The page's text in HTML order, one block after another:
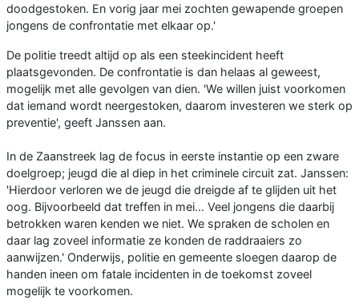
doodgestoken. En vorig jaar mei zochten gewapende groepen
jongens de confrontatie met elkaar op.'
De politie treedt altijd op als een steekincident heeft
plaatsgevonden. De confrontatie is dan helaas al geweest,
mogelijk met alle gevolgen van dien. 'We willen juist voorkomen
dat iemand wordt neergestoken, daarom investeren we sterk op
preventie', geeft Janssen aan.
In de Zaanstreek lag de focus in eerste instantie op een zware
doelgroep; jeugd die al diep in het criminele circuit zat. Janssen:
'Hierdoor verloren we de jeugd die dreigde af te glijden uit het
oog. Bijvoorbeeld dat treffen in mei... Veel jongens die daarbij
betrokken waren kenden we niet. We spraken de scholen en
daar lag zoveel informatie ze konden de raddraaiers zo
aanwijzen.' Onderwijs, politie en gemeente sloegen daarop de
handen ineen om fatale incidenten in de toekomst zoveel
mogelijk te voorkomen.